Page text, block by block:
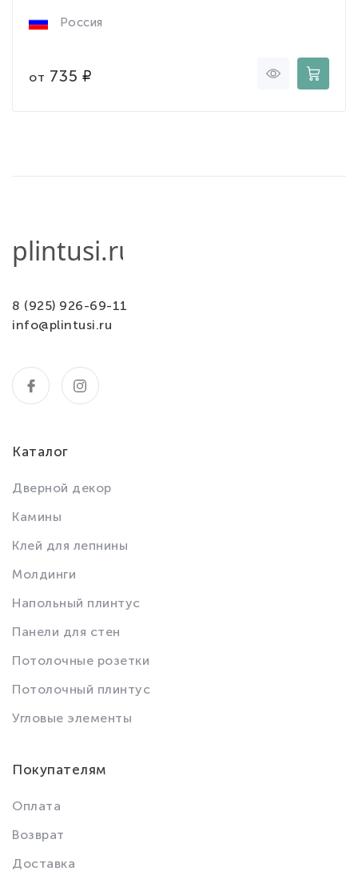
Россия
от 735
8 (925) 926-69-11
info@plintusi.ru
Каталог
Дверной декор
Камины
Клей для лепнины
Молдинги
Напольный плинтус
Панели для стен
Потолочные розетки
Потолочный плинтус
Угловые элементы
Покупателям
Оплата
Возврат
Доставка